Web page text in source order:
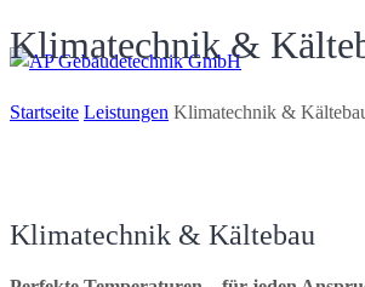
Klimatechnik &
Startseite Leistungen Klimatechnik &
Klimatechnik & Kältebau